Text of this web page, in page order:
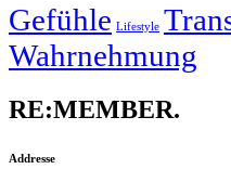
Gefühle Lifestyle
Wahrnehmung
RE:MEMBER.
Addresse